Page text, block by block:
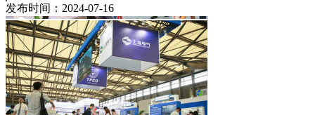
发布时间：2024-07-16